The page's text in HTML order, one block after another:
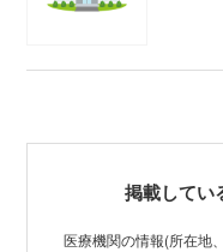
掲載してい
医療機関の情報(所在地